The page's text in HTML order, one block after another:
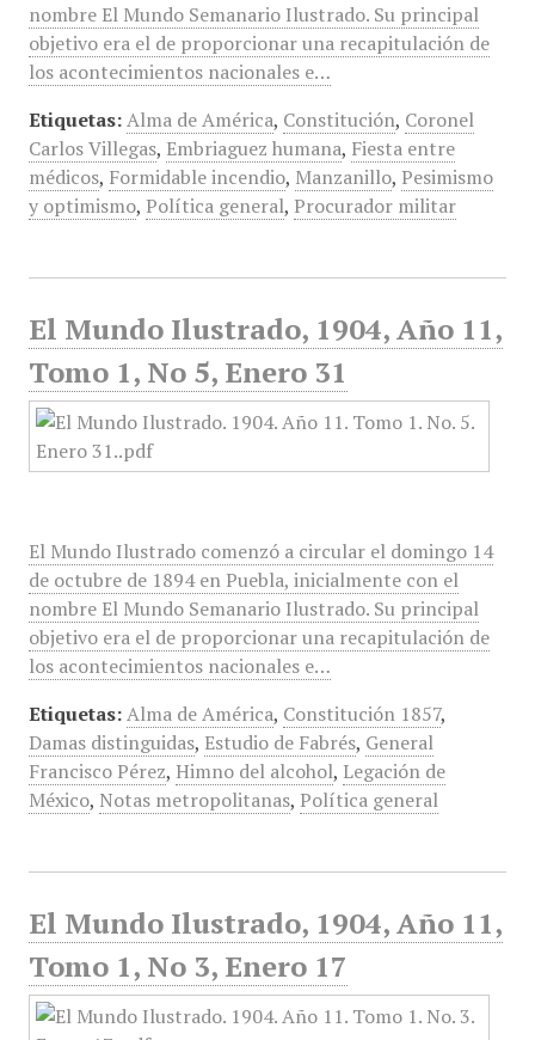
nombre El Mundo Semanario Ilustrado. Su principal
objetivo era el de proporcionar una recapitulación de
los acontecimientos nacionales e…
Etiquetas: Alma de América, Constitución, Coronel
Carlos Villegas, Embriaguez humana, Fiesta entre
médicos, Formidable incendio, Manzanillo, Pesimismo
y optimismo, Política general, Procurador militar
El Mundo Ilustrado, 1904, Año 11,
Tomo 1, No 5, Enero 31
El Mundo Ilustrado comenzó a circular el domingo 14
de octubre de 1894 en Puebla, inicialmente con el
nombre El Mundo Semanario Ilustrado. Su principal
objetivo era el de proporcionar una recapitulación de
los acontecimientos nacionales e…
Etiquetas: Alma de América, Constitución 1857,
Damas distinguidas, Estudio de Fabrés, General
Francisco Pérez, Himno del alcohol, Legación de
México, Notas metropolitanas, Política general
El Mundo Ilustrado, 1904, Año 11,
Tomo 1, No 3, Enero 17